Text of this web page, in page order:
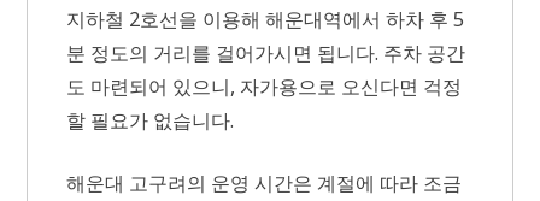
지하철 2호선을 이용해 해운대역에서 하차 후 5
분 정도의 거리를 걸어가시면 됩니다. 주차 공간
도 마련되어 있으니, 자가용으로 오신다면 걱정
할 필요가 없습니다.
해운대 고구려의 운영 시간은 계절에 따라 조금